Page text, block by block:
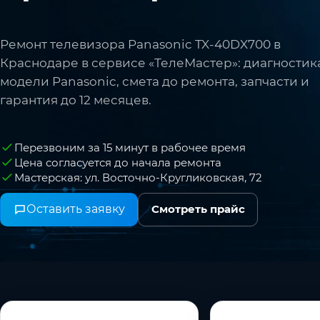
Ремонт телевизора Panasonic TX-40DX700 в
Краснодаре в сервисе «ТелеМастер»:
модели Panasonic, смета до ремонта, запчасти и
гарантия до 12 месяцев.
Перезвоним за 15 минут в рабочее время
Цена согласуется до начала ремонта
Мастерская: ул. Восточно-Кругликовская, 72
Оставить заявку Смотреть прайс